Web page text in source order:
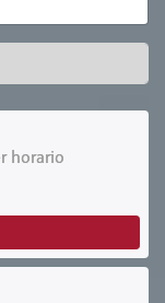
horario